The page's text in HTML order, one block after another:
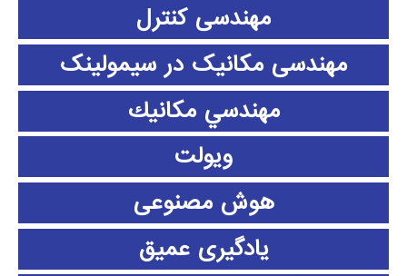
مهندسی کنترل
مهندسی مکانیک در سیمولینک
مهندسي مكانيك
ویولت
هوش مصنوعی
یادگیری عمیق